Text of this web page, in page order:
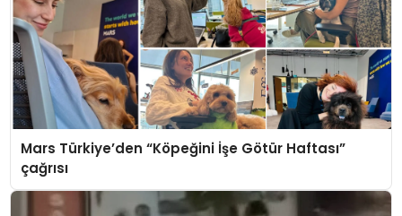
Mars Türkiye’den “Köpeğini İşe Götür Haftası”
çağrısı